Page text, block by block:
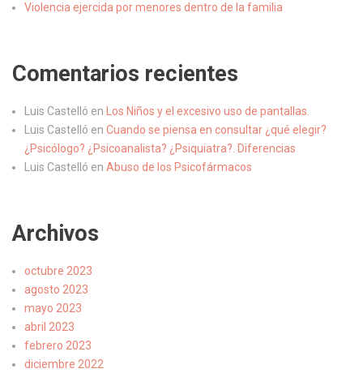
Violencia ejercida por menores dentro de la familia
Comentarios recientes
Luis Castelló en
Los Niños y el excesivo uso de pantallas.
Luis Castelló en Cuando se piensa en consultar ¿qué elegir?
¿Psicólogo? ¿Psicoanalista? ¿Psiquiatra?. Diferencias
Luis Castelló en Abuso de los Psicofármacos
Archivos
octubre 2023
agosto 2023
mayo 2023
abril 2023
febrero 2023
diciembre 2022